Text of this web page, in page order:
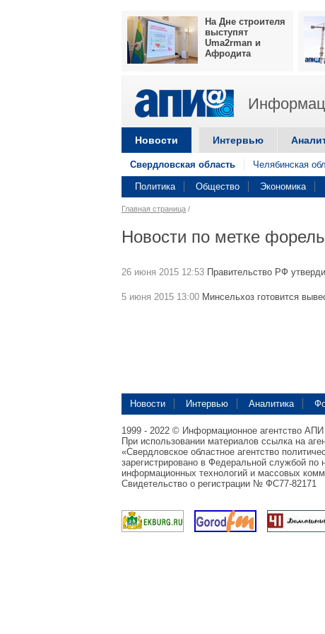
На Дне строителя
выступят
Uma2rman и
Афродита
Новости Интервью
Свердловская область Челябинская
Политика Общество Экономика
Главная страница /
Новости по метке форель
26 июня 2015 12:53 Правительство РФ
5 июня 2015 13:00 Минсельхоз готовится
Новости Интервью Аналитика
1999 - 2022 © Информационное агентство
При использовании материалов ссылка на
«Свердловское областное агентство
зарегистрировано в Федеральной службой по
информационных технологий и массовых
Свидетельство о регистрации № ФС77-82171